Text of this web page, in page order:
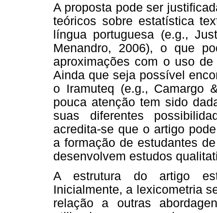
A proposta pode ser
teóricos sobre estatística
língua portuguesa (e.g.,
Menandro, 2006), o que
aproximações com o uso
Ainda que seja possível
o Iramuteq (e.g., Camargo
pouca atenção tem sido
suas diferentes
acredita-se que o artigo
a formação de estudantes
desenvolvem estudos
A estrutura do artigo
Inicialmente, a lexicometria
relação a outras